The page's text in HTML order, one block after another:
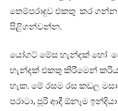
තෙම්පරාදුව එකතු කර
පිළිගන්වන්න.
යෝගට් මේස හැන්දක් හෝ
හැන්දක් එකතු කිරීමෙන්
හැක. මේ රසම රස කඩල
පරාටා, පූරි ආදී ඕනෑම